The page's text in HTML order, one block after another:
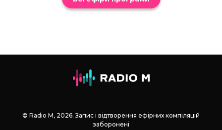
© Radio М, 2026. Запис і відтворення ефірних компіляцій
заборонені